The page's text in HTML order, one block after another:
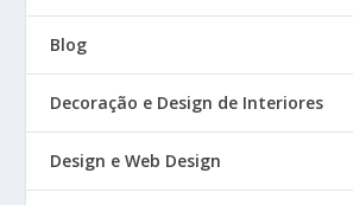
Blog
Decoração e Design de Interiores
Design e Web Design